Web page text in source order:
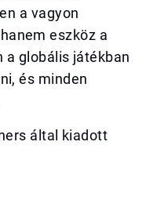
a vagyon
eszköz a
a globális játékban
és minden
által kiadott